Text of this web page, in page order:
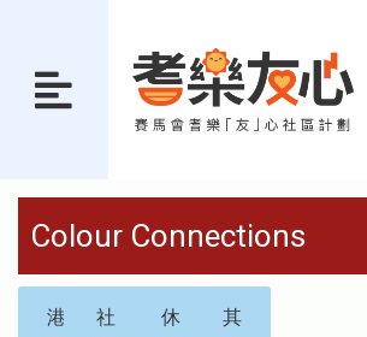
Colour Connections
港
社
休
其